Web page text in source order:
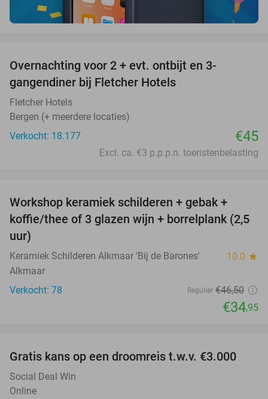
Overnachting voor 2 + evt. ontbijt en 3-
gangendiner bij Fletcher Hotels
Fletcher Hotels
Bergen (+ meerdere locaties)
Verkocht: 18.177
€45
Excl. ca. €3 p.p.p.n. toeristenbelasting
Workshop keramiek schilderen + gebak +
koffie/thee of 3 glazen wijn + borrelplank (2,5
uur)
Keramiek Schilderen Alkmaar 'Bij de Barones' 10.0 star
Alkmaar
Verkocht: 78
Regulier €46,50
€34,95
Gratis kans op een droomreis t.w.v. €3.000
Social Deal Win
Online